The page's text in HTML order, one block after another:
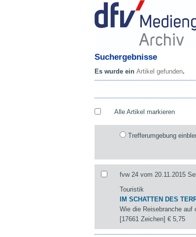
Suchergebnisse
Es wurde ein Artikel gefunden.
Alle Artikel markieren
Trefferumgebung
fvw 24 vom 20.11.2015
Touristik
IM SCHATTEN DES
Wie die Reisebranche auf
[17661 Zeichen]€ 5,75